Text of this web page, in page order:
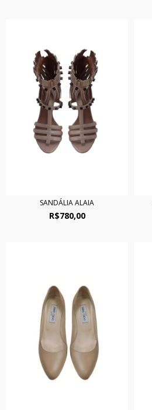
SANDÁLIA ALAIA
R$780,00